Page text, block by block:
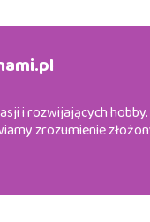
i rozwijających
zrozumienie